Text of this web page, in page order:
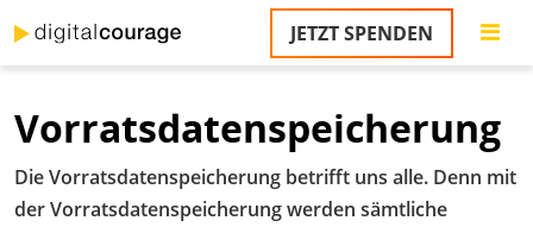
zum
Inhalt
JETZT SPENDEN
Vorratsdatenspeicherung
Die Vorratsdatenspeicherung betrifft uns alle. Denn mit
der Vorratsdatenspeicherung werden sämtliche